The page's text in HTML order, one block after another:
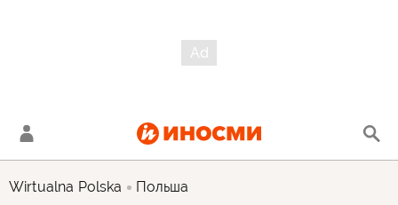
Wirtualna Polska Польша